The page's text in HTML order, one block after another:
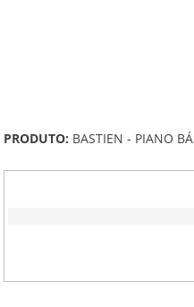
PRODUTO: BASTIEN - PIANO